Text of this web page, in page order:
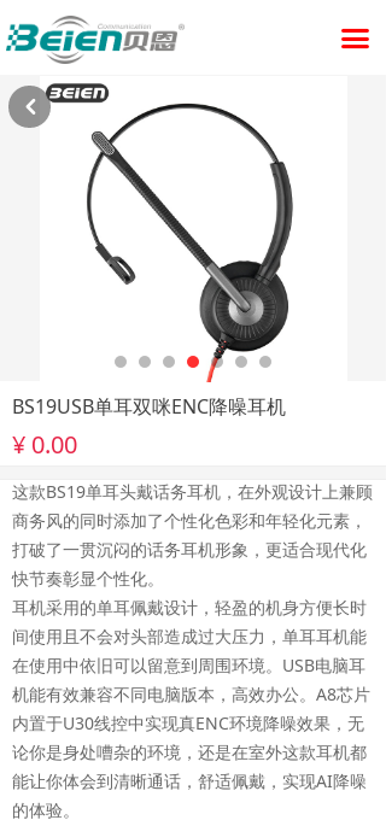
끀
首页
产品中心
合作方式
新闻资讯
关于贝恩
BS19USB单耳双咪ENC降噪耳机
¥ 0.00
这款BS19单耳头戴话务耳机，在外观设计上兼顾
商务风的同时添加了个性化色彩和年轻化元素，
打破了一贯沉闷的话务耳机形象，更适合现代化
快节奏彰显个性化。
耳机采用的单耳佩戴设计，轻盈的机身方便长时
间使用且不会对头部造成过大压力，单耳耳机能
在使用中依旧可以留意到周围环境。USB电脑耳
机能有效兼容不同电脑版本，高效办公。A8芯片
内置于U30线控中实现真ENC环境降噪效果，无
论你是身处嘈杂的环境，还是在室外这款耳机都
能让你体会到清晰通话，舒适佩戴，实现AI降噪
的体验。
낒